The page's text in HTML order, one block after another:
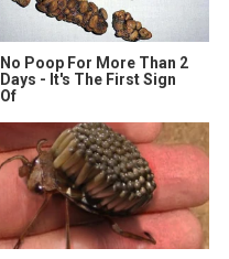
No Poop For More Than 2
Days - It's The First Sign
Of